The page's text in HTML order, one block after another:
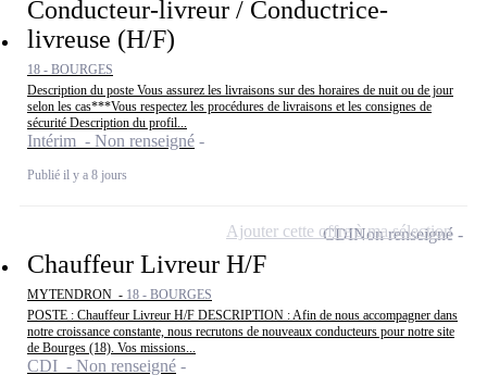
Conducteur-livreur / Conductrice-
livreuse (H/F)
18 - BOURGES
Description du poste Vous assurez les livraisons sur des horaires de nuit ou de jour
selon les cas***Vous respectez les procédures de livraisons et les consignes de
sécurité Description du profil...
Intérim - Non renseigné
Publié il y a 8 jours
Chauffeur Livreur H/F
MYTENDRON - 18 - BOURGES
POSTE : Chauffeur Livreur H/F DESCRIPTION : Afin de nous accompagner dans
notre croissance constante, nous recrutons de nouveaux conducteurs pour notre site
de Bourges (18). Vos missions...
CDI - Non renseigné
CDINon renseigné
Ajouter cette offre à ma sélection